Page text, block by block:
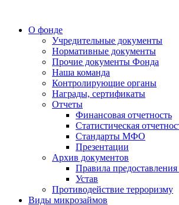
О фонде
Учредительные документы
Нормативные документы
Прочие документы Фонда
Наша команда
Контролирующие органы
Награды, сертификаты
Отчеты
Финансовая отчетность
Статистическая
Стандарты МФО
Презентации
Архив документов
Правила
Устав
Противодействие терроризму
Виды микрозаймов